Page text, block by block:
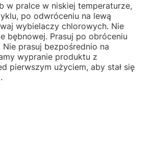
w pralce w niskiej temperaturze,
po odwróceniu na lewą
wybielaczy chlorowych. Nie
bębnowej. Prasuj po obróceniu
Nie prasuj bezpośrednio na
wypranie produktu z
pierwszym użyciem, aby stał się